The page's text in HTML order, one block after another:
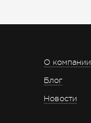
О компании
Блог
Новости